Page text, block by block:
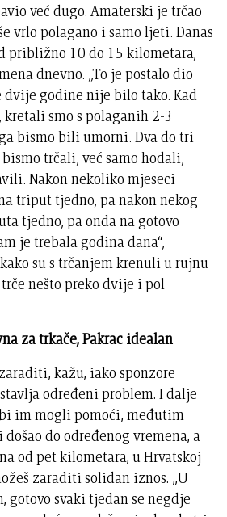
već dugo. Amaterski je trčao
vrlo polagano i samo ljeti. Danas
približno 10 do 15 kilometara,
dnevno. „To je postalo dio
dvije godine nije bilo tako. Kad
smo s polaganih 2-3
bismo bili umorni. Dva do tri
trčali, već samo hodali,
Nakon nekoliko mjeseci
triput tjedno, pa nakon nekog
tjedno, pa onda na gotovo
je trebala godina dana“,
su s trčanjem krenuli u rujnu
nešto preko dvije i pol
za trkače, Pakrac idealan
kažu, iako sponzore
određeni problem. I dalje
im mogli pomoći, međutim
do određenog vremena, a
od pet kilometara, u Hrvatskoj
zaraditi solidan iznos. „U
gotovo svaki tjedan se negdje